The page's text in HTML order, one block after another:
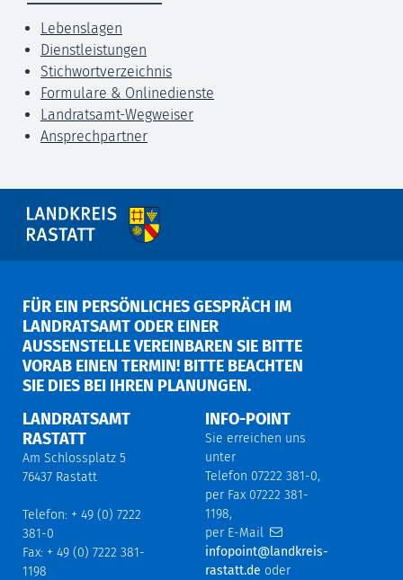
Lebenslagen
Dienstleistungen
Stichwortverzeichnis
Formulare & Onlinedienste
Landratsamt-Wegweiser
Ansprechpartner
FÜR EIN PERSÖNLICHES GESPRÄCH IM
LANDRATSAMT ODER EINER
AUSSENSTELLE VEREINBAREN SIE BITTE V
ORAB EINEN TERMIN! BITTE BEACHTEN S
IE DIES BEI IHREN PLANUNGEN.
LANDRATSAMT
RASTATT
Am Schlossplatz 5
76437 Rastatt
Telefon: + 49 (0) 7222
381-0
Fax: + 49 (0) 7222 381-
1198
INFO-POINT
Sie erreichen uns
unter
Telefon 07222 381-0,
per Fax 07222 381-
1198,
per E-Mail
infopoint@landkreis-
rastatt.de oder